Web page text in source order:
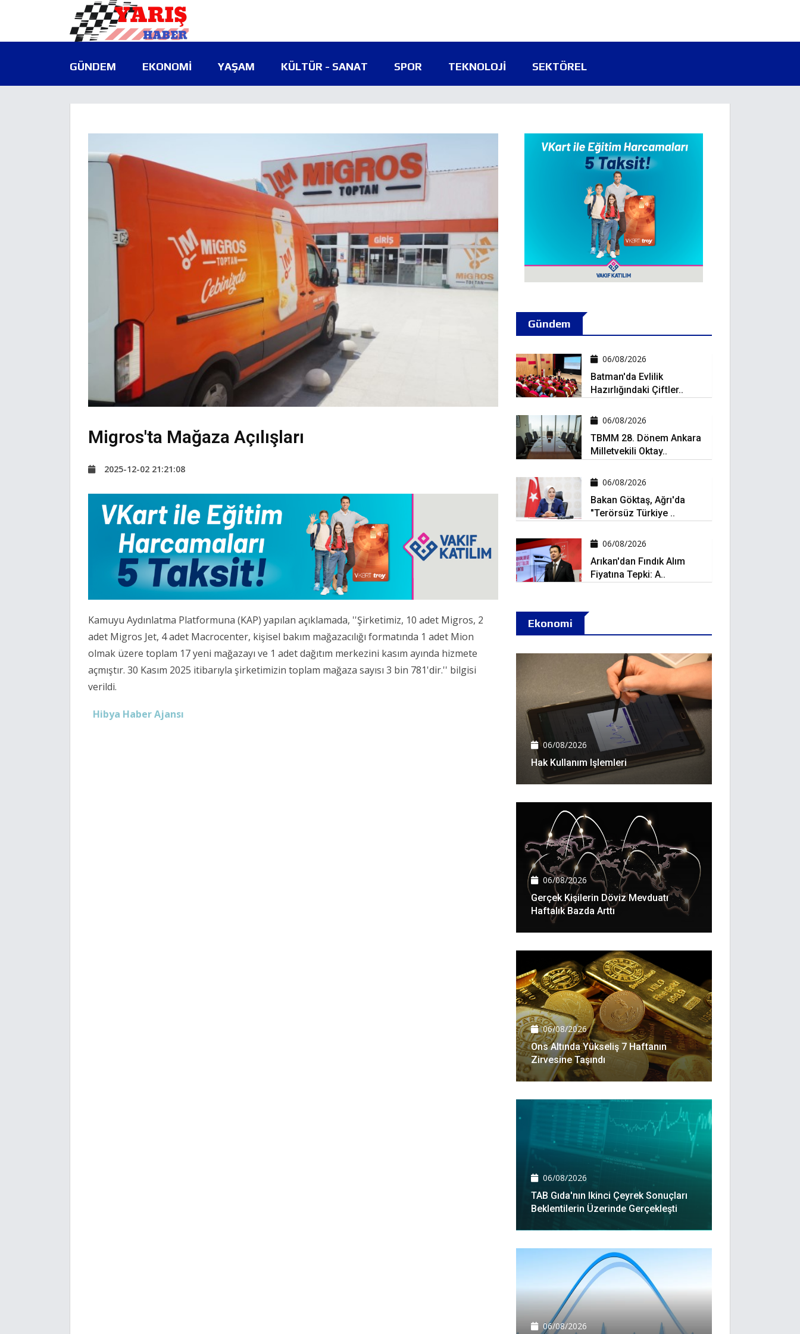
GÜNDEM EKONOMI YAŞAM KÜLTÜR - SANAT SPOR TEKNOLOJI SEKTÖREL
Migros'ta Mağaza Açılışları
2025-12-02 21:21:08
Kamuyu Aydınlatma Platformuna (KAP) yapılan açıklamada, ''Şirketimiz, 10 adet Migros, 2
adet Migros Jet, 4 adet Macrocenter, kişisel bakım mağazacılığı formatında 1 adet Mion
olmak üzere toplam 17 yeni mağazayı ve 1 adet dağıtım merkezini kasım ayında hizmete
açmıştır. 30 Kasım 2025 itibarıyla şirketimizin toplam mağaza sayısı 3 bin 781'dir.'' bilgisi
verildi.
Hibya Haber Ajansı
Gündem
06/08/2026
Batman'da Evlilik
Hazırlığındaki Çiftler..
06/08/2026
TBMM 28. Dönem Ankara
Milletvekili Oktay..
06/08/2026
Bakan Göktaş, Ağrı'da
"Terörsüz Türkiye ..
06/08/2026
Arıkan'dan Fındık Alım
Fiyatına Tepki: A..
Ekonomi
06/08/2026
Hak Kullanım Işlemleri
06/08/2026
Gerçek Kişilerin Döviz Mevduatı
Haftalık Bazda Arttı
06/08/2026
Ons Altında Yükseliş 7 Haftanın
Zirvesine Taşındı
06/08/2026
TAB Gıda'nın Ikinci Çeyrek Sonuçları
Beklentilerin Üzerinde Gerçekleşti
06/08/2026